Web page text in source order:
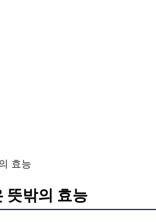
뜻밖의 효능